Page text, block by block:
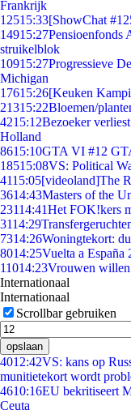
Frankrijk
12515:33[ShowChat
14915:27Pensioenfonds
struikelblok
10915:27Progressieve
Michigan
17615:26[Keuken
21315:22Bloemen/
4215:12Bezoeker
Holland
8615:10GTA VI #12
18515:08VS: Political
4115:05[videoland]The
3614:43Masters of the
23114:41Het FOK!kers
3114:29
7314:26Woningtekort:
8014:25Vuelta a España
11014:23Vrouwen willen
Internationaal
Internationaal
Scrollbar gebruiken
opslaan
4012:42VS: kans op
munitietekort wordt
4610:16EU bekritiseert
Ceuta